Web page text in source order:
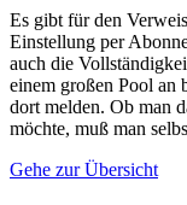
Es gibt für den
Einstellung per
auch die
einem großen Pool an
dort melden. Ob man
möchte, muß man
Gehe zur Übersicht